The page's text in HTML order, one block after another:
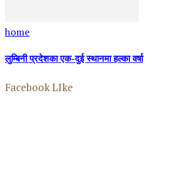
home
लुम्बिनी प्रदेशका एक-दुई स्थानमा हल्का वर्षा
Facebook LIke